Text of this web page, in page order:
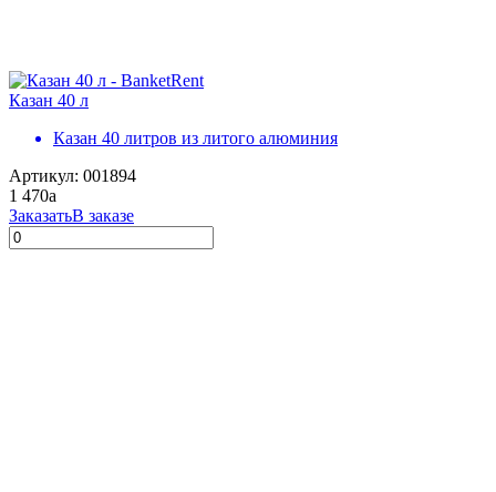
Казан 40 л
Казан 40 литров из литого алюминия
Артикул: 001894
1 470a
ЗаказатьВ заказе